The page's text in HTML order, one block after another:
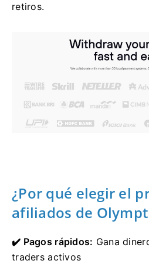
retiros.
¿Por qué elegir el
afiliados de
✔️ Pagos rápidos: Gana
traders activos